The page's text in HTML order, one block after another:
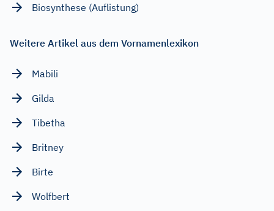
Biosynthese (Auflistung)
Weitere Artikel aus dem Vornamenlexikon
Mabili
Gilda
Tibetha
Britney
Birte
Wolfbert